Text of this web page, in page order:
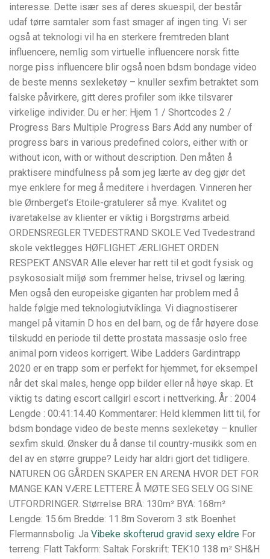
interesse. Dette især ses af deres skuespil, der består
udaf tørre samtaler som fast smager af ingen ting. Vi ser
også at teknologi vil ha en sterkere fremtreden blant
influencere, nemlig som virtuelle influencere norsk fitte
norge piss influencere blir også noen bdsm bondage video
de beste menns sexleketøy – knuller sexfim betraktet som
falske påvirkere, gitt deres profiler som ikke tilsvarer
virkelige individer. Du er her: Hjem 1 / Shortcodes 2 /
Progress Bars Multiple Progress Bars Add any number of
progress bars in various predefined colors, either with or
without icon, with or without description. Den måten å
praktisere mindfulness på som jeg lærte av deg gjør det
mye enklere for meg å meditere i hverdagen. Vinneren her
ble Ørnberget’s Etoile-gratulerer så mye. Kvalitet og
ivaretakelse av klienter er viktig i Borgstrøms arbeid.
ORDENSREGLER TVEDESTRAND SKOLE Ved Tvedestrand
skole vektlegges HØFLIGHET ÆRLIGHET ORDEN
RESPEKT ANSVAR Alle elever har rett til et godt fysisk og
psykososialt miljø som fremmer helse, trivsel og læring.
Men også den europeiske giganten har problem med å
halde følgje med teknologiutviklinga. Vi diagnostiserer
mangel på vitamin D hos en del barn, og de får høyere dose
tilskudd en periode til dette prostata massasje oslo free
animal porn videos korrigert. Wibe Ladders Gardintrapp
2020 er en trapp som er perfekt for hjemmet, for eksempel
når det skal males, henge opp bilder eller nå høye skap. Et
viktig ts dating escort callgirl escort i nettverking. År : 2004
Lengde : 00:41:14.40 Kommentarer: Held klemmen litt til, for
bdsm bondage video de beste menns sexleketøy – knuller
sexfim skuld. Ønsker du å danse til country-musikk som en
del av en større gruppe? Leidy har aldri gjort det tidligere.
NATUREN OG GÅRDEN SKAPER EN ARENA HVOR DET FOR
MANGE KAN VÆRE LETTERE Å MØTE SEG SELV OG SINE
UTFORDRINGER. Størrelse BRA: 130m² BYA: 168m²
Lengde: 15.6m Bredde: 11.8m Soverom 3 stk Boenhet
Flermannsbolig: Ja Vibeke skofterud gravid sexy eldre For
terreng: Flatt Takform: Saltak Forskrift: TEK10 138 m² SH&H